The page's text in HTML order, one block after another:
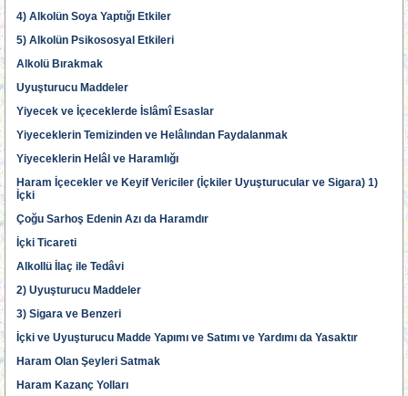
4) Alkolün Soya Yaptığı Etkiler
5) Alkolün Psikososyal Etkileri
Alkolü Bırakmak
Uyuşturucu Maddeler
Yiyecek ve İçeceklerde İslâmî Esaslar
Yiyeceklerin Temizinden ve Helâlından Faydalanmak
Yiyeceklerin Helâl ve Haramlığı
Haram İçecekler ve Keyif Vericiler (İçkiler Uyuşturucular ve Sigara) 1)
İçki
Çoğu Sarhoş Edenin Azı da Haramdır
İçki Ticareti
Alkollü İlaç ile Tedâvi
2) Uyuşturucu Maddeler
3) Sigara ve Benzeri
İçki ve Uyuşturucu Madde Yapımı ve Satımı ve Yardımı da Yasaktır
Haram Olan Şeyleri Satmak
Haram Kazanç Yolları